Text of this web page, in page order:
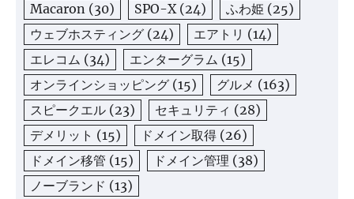
Macaron (30) SPO-X(24) ふわ姫 (25)
ウェブホスティング (24) エアトリ (14)
エレコム (34) エンターグラム (15)
オンラインショッピング (15) グルメ (163)
スピークエル (23) セキュリティ (28)
デメリット (15) ドメイン取得 (26)
ドメイン移管 (15) ドメイン管理 (38)
ノーブランド (13)